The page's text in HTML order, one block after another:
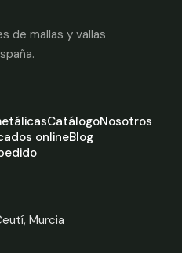
de mallas y vallas
CatálogoNosotros
onlineBlog
Murcia